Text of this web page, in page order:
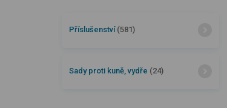
Příslušenství (581)
Sady proti kuně, vydře (24)